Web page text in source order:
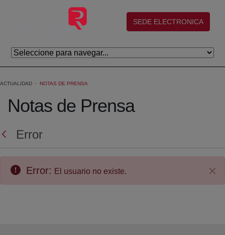
Saltar al contenido principal
(abre en nueva ventana)
SEDE ELECTRONICA
ACTUALIDAD NOTAS DE PRENSA
Notas de Prensa
Error
Error: El usuario no existe.